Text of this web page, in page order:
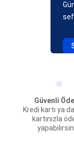
Güvenli
Kredi kartı ya
kartınızla